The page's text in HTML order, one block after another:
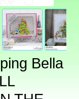
Bella